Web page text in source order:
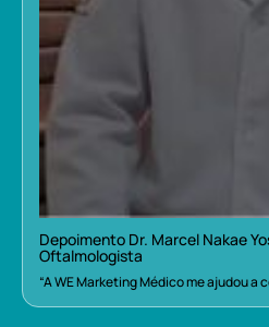
Depoimento Dr. Marcel Nakae
Oftalmologista
“A WE Marketing Médico me ajudou a